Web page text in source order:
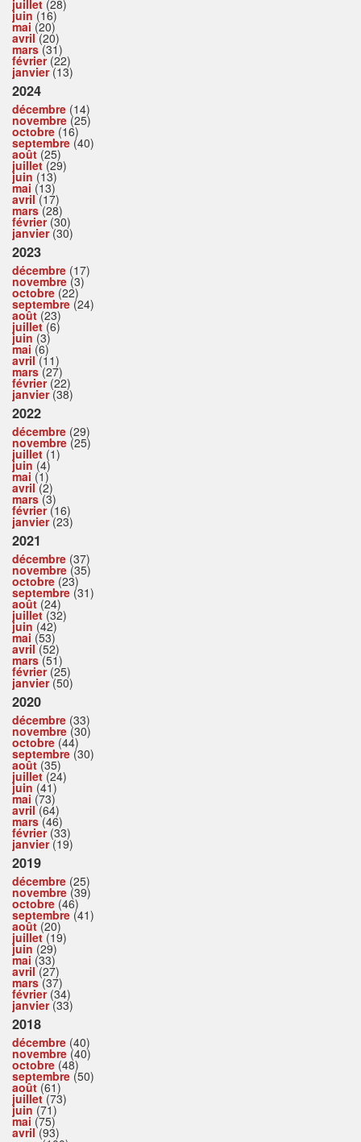
juillet (28)
juin (16)
mai (20)
avril(20)
mars(31)
février(22)
janvier(13)
2024
décembre (14)
novembre (25)
octobre (16)
septembre (40)
août (25)
juillet(29)
juin (13)
mai (13)
avril(17)
mars(28)
février(30)
janvier(30)
2023
décembre (17)
novembre (3)
octobre (22)
septembre (24)
août (23)
juillet(6)
juin (3)
mai (6)
avril(11)
mars(27)
février(22)
janvier(38)
2022
décembre (29)
novembre (25)
juillet (1)
juin (4)
mai (1)
avril(2)
mars(3)
février(16)
janvier(23)
2021
décembre (37)
novembre (35)
octobre (23)
septembre (31)
août (24)
juillet(32)
juin (42)
mai (53)
avril(52)
mars(51)
février(25)
janvier(50)
2020
décembre (33)
novembre (30)
octobre (44)
septembre (30)
août (35)
juillet(24)
juin (41)
mai (73)
avril(64)
mars(46)
février(33)
janvier(19)
2019
décembre (25)
novembre (39)
octobre (46)
septembre (41)
août (20)
juillet(19)
juin (29)
mai (33)
avril(27)
mars(37)
février(34)
janvier(33)
2018
décembre (40)
novembre (40)
octobre (48)
septembre (50)
août (61)
juillet(73)
juin (71)
mai (75)
avril(93)